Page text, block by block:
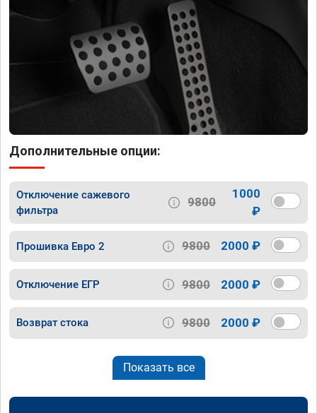
Дополнительные опции:
Отключение сажевого
фильтра
9800
1000
₽
Прошивка Евро 2 9800 2000 ₽
Отключение ЕГР 9800 2000 ₽
Возврат стока 9800 2000 ₽
Показать все